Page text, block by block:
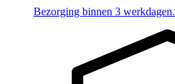
Bezorging binnen 3 werkdagen.